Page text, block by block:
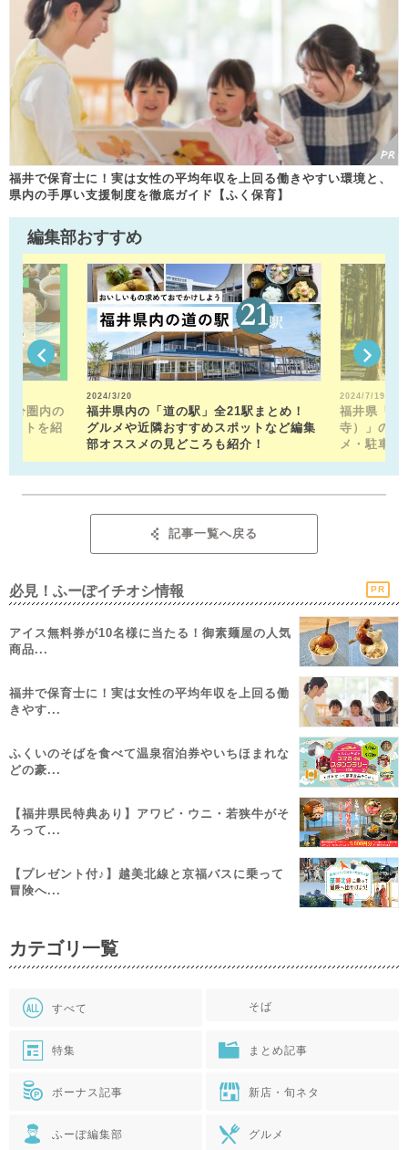
福井で保育士に！実は女性の平均年収を上回る働きやすい環境と、
県内の手厚い支援制度を徹底ガイド【ふく保育】
編集部おすすめ
分圏内の
ットを紹
2024/3/20
福井県内の「道の駅」全21駅まとめ！
グルメや近隣おすすめスポットなど編集
部オススメの見どころも紹介！
2024/7/19
福井県「平
寺）」の見
メ・駐車場
記事一覧へ戻る
必見！ふーぽイチオシ情報 PR
アイス無料券が10名様に当たる！御素麺屋の人気
商品...
福井で保育士に！実は女性の平均年収を上回る働
きやす...
ふくいのそばを食べて温泉宿泊券やいちほまれな
どの豪...
【福井県民特典あり】アワビ・ウニ・若狭牛がそ
ろって...
【プレゼント付♪】越美北線と京福バスに乗って
冒険へ...
カテゴリ一覧
すべて そば
特集 まとめ記事
ボーナス記事 新店・旬ネタ
ふーぽ編集部 グルメ